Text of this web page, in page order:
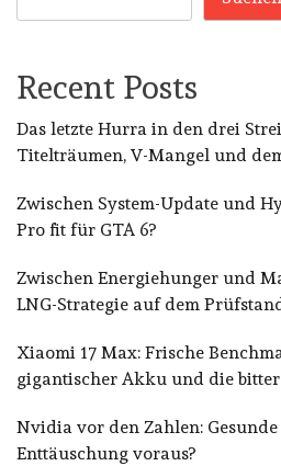
Recent Posts
Das letzte Hurra in den drei
Titelträumen, V-Mangel und
Zwischen System-Update und
Pro fit für GTA 6?
Zwischen Energiehunger und
LNG-Strategie auf dem
Xiaomi 17 Max: Frische
gigantischer Akku und die
Nvidia vor den Zahlen:
Enttäuschung voraus?